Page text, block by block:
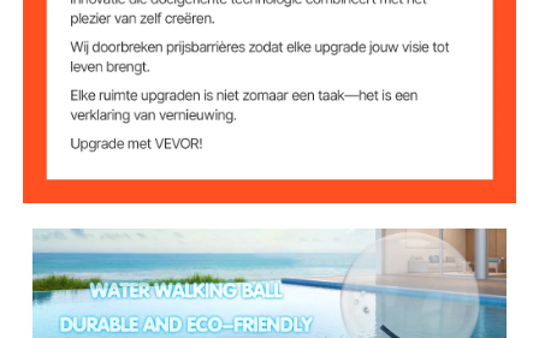
Pompgewicht
Laadvermogen 180 kg
Opvouwbaar